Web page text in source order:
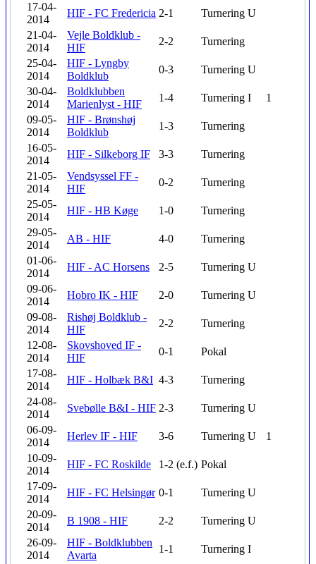
17-04-
2014
HIF - FC Fredericia 2-1 Turnering U
21-04-
2014
Vejle Boldklub -
HIF
2-2
Turnering
25-04-
2014
HIF - Lyngby
Boldklub
0-3 Turnering U
30-04-
2014
Boldklubben
Marienlyst - HIF
1-4 Turnering I
1
09-05-
2014
HIF - Brønshøj
Boldklub
1-3
Turnering
16-05-
2014
HIF - Silkeborg IF 3-3
Turnering
21-05-
2014
Vendsyssel FF -
HIF
0-2
Turnering
25-05-
2014
HIF - HB Køge 1-0
Turnering
29-05-
2014
AB - HIF 4-0
Turnering
01-06-
2014
HIF - AC Horsens 2-5 Turnering U
09-06-
2014
Hobro IK - HIF 2-0 Turnering U
09-08-
2014
Rishøj Boldklub -
HIF
2-2
Turnering
12-08-
2014
Skovshoved IF -
HIF
0-1
Pokal
17-08-
2014
HIF - Holbæk B&I 4-3
Turnering
24-08-
2014
Svebølle B&I - HIF 2-3 Turnering U
06-09-
2014
Herlev IF - HIF 3-6 Turnering U
1
10-09-
2014
HIF - FC Roskilde 1-2 (e.f.) Pokal
17-09-
2014
HIF - FC Helsingør 0-1 Turnering U
20-09-
2014
B 1908 - HIF 2-2 Turnering U
26-09-
2014
HIF - Boldklubben
Avarta
1-1 Turnering I